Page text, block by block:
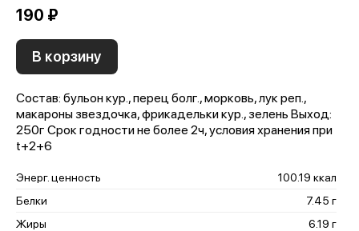
190 ₽
В корзину
Состав: бульон кур., перец болг., морковь, лук реп.,
макароны звездочка, фрикадельки кур., зелень Выход:
250г Срок годности не более 2ч, условия хранения при
t+2+6
Энерг. ценность
100.19 ккал
Белки
7.45 г
Жиры
6.19 г